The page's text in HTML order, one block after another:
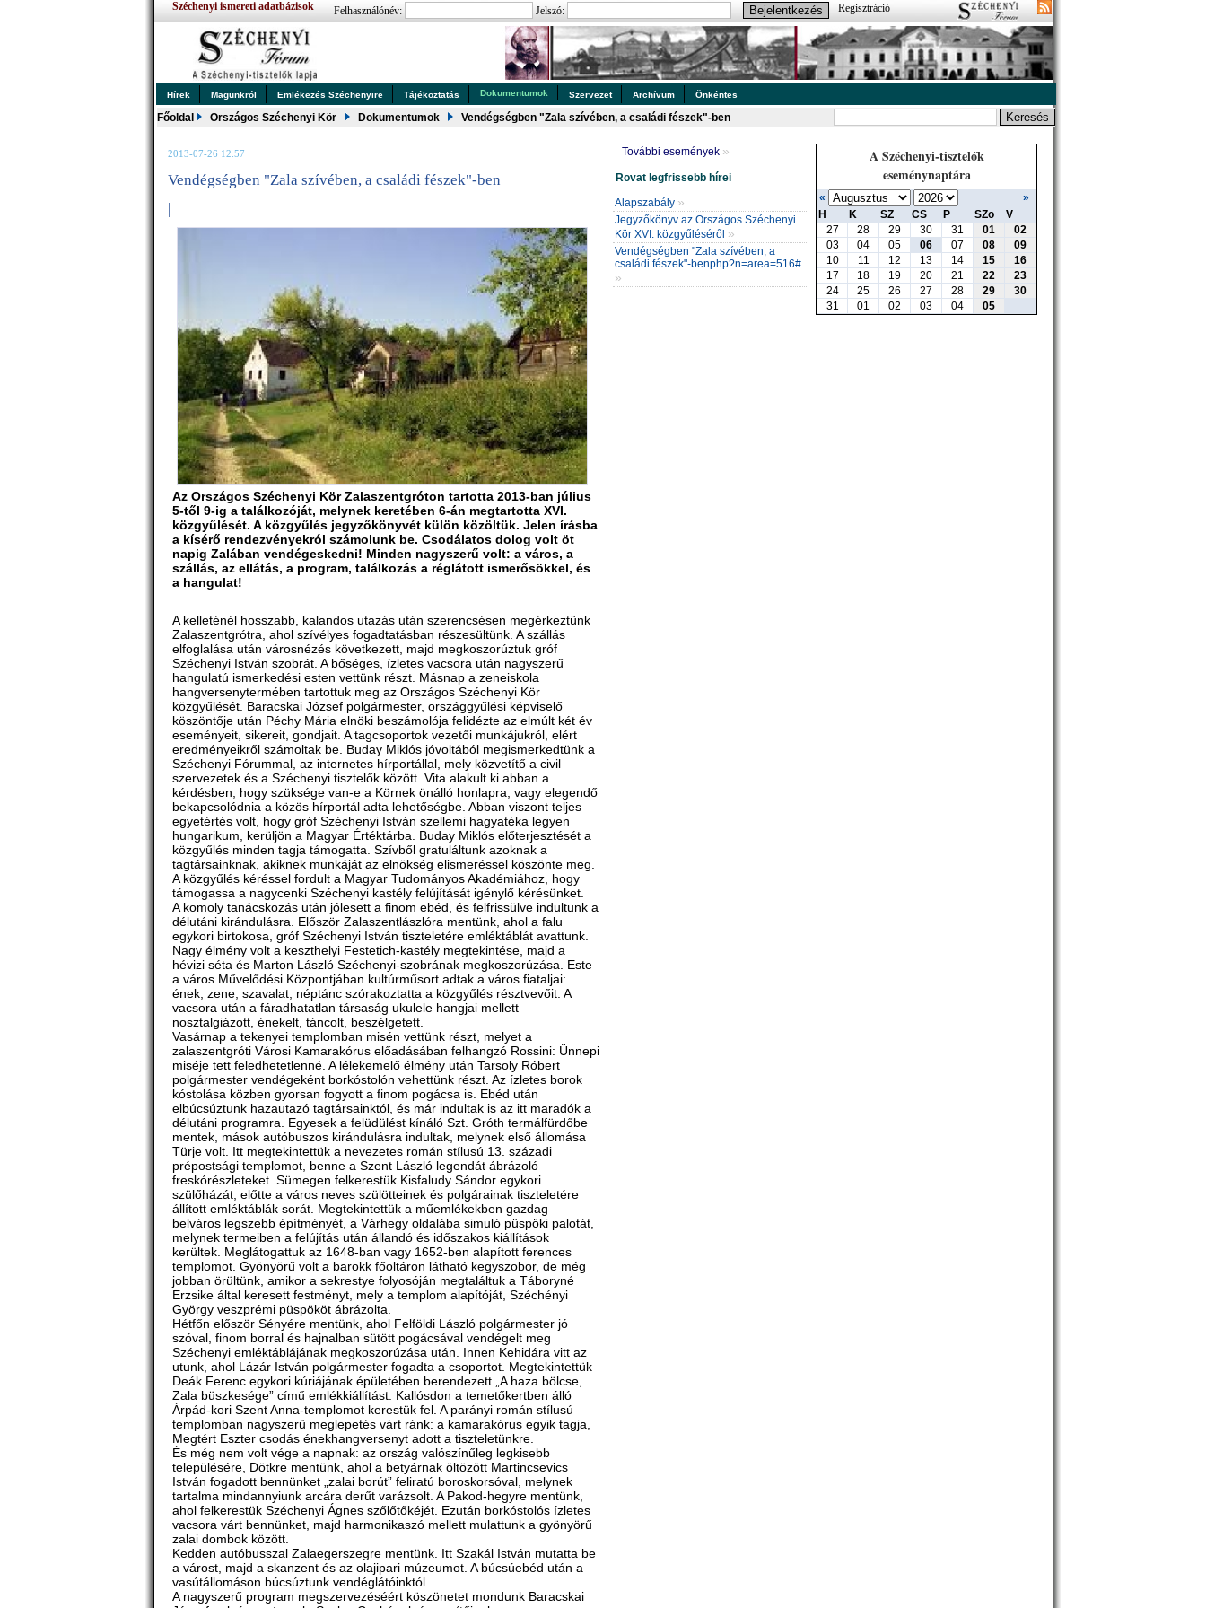
Széchenyi ismereti adatbázisok Felhasználónév: Jelszó: Regisztráció
Hírek Magunkról Emlékezés Széchenyire Tájékoztatás Dokumentumok Szervezet Archívum Önkéntes
Főoldal Országos Széchenyi Kör Dokumentumok Vendégségben "Zala szívében, a családi fészek"-ben
2013-07-26 12:57
Vendégségben "Zala szívében, a családi fészek"-ben
|
Az Országos Széchenyi Kör Zalaszentgróton tartotta 2013-ban július
5-től 9-ig a találkozóját, melynek keretében 6-án megtartotta XVI.
közgyűlését. A közgyűlés jegyzőkönyvét külön közöltük. Jelen írásba
a kísérő rendezvényekról számolunk be. Csodálatos dolog volt öt
napig Zalában vendégeskedni! Minden nagyszerű volt: a város, a
szállás, az ellátás, a program, találkozás a réglátott ismerősökkel, és
a hangulat!
A kelleténél hosszabb, kalandos utazás után szerencsésen megérkeztünk
Zalaszentgrótra, ahol szívélyes fogadtatásban részesültünk. A szállás
elfoglalása után városnézés következett, majd megkoszorúztuk gróf
Széchenyi István szobrát. A bőséges, ízletes vacsora után nagyszerű
hangulatú ismerkedési esten vettünk részt. Másnap a zeneiskola
hangversenytermében tartottuk meg az Országos Széchenyi Kör
közgyűlését. Baracskai József polgármester, országgyűlési képviselő
köszöntője után Péchy Mária elnöki beszámolója felidézte az elmúlt két év
eseményeit, sikereit, gondjait. A tagcsoportok vezetői munkájukról, elért
eredményeikről számoltak be. Buday Miklós jóvoltából megismerkedtünk a
Széchenyi Fórummal, az internetes hírportállal, mely közvetítő a civil
szervezetek és a Széchenyi tisztelők között. Vita alakult ki abban a
kérdésben, hogy szüksége van-e a Körnek önálló honlapra, vagy elegendő
bekapcsolódnia a közös hírportál adta lehetőségbe. Abban viszont teljes
egyetértés volt, hogy gróf Széchenyi István szellemi hagyatéka legyen
hungarikum, kerüljön a Magyar Értéktárba. Buday Miklós előterjesztését a
közgyűlés minden tagja támogatta. Szívből gratuláltunk azoknak a
tagtársainknak, akiknek munkáját az elnökség elismeréssel köszönte meg.
A közgyűlés kéréssel fordult a Magyar Tudományos Akadémiához, hogy
támogassa a nagycenki Széchenyi kastély felújítását igénylő kérésünket.
A komoly tanácskozás után jólesett a finom ebéd, és felfrissülve indultunk a
délutáni kirándulásra. Először Zalaszentlászlóra mentünk, ahol a falu
egykori birtokosa, gróf Széchenyi István tiszteletére emléktáblát avattunk.
Nagy élmény volt a keszthelyi Festetich-kastély megtekintése, majd a
hévizi séta és Marton László Széchenyi-szobrának megkoszorúzása. Este
a város Művelődési Központjában kultúrműsort adtak a város fiataljai:
ének, zene, szavalat, néptánc szórakoztatta a közgyűlés résztvevőit. A
vacsora után a fáradhatatlan társaság ukulele hangjai mellett
nosztalgiázott, énekelt, táncolt, beszélgetett.
Vasárnap a tekenyei templomban misén vettünk részt, melyet a
zalaszentgróti Városi Kamarakórus előadásában felhangzó Rossini: Ünnepi
miséje tett feledhetetlenné. A lélekemelő élmény után Tarsoly Róbert
polgármester vendégeként borkóstolón vehettünk részt. Az ízletes borok
kóstolása közben gyorsan fogyott a finom pogácsa is. Ebéd után
elbúcsúztunk hazautazó tagtársainktól, és már indultak is az itt maradók a
délutáni programra. Egyesek a felüdülést kínáló Szt. Gróth termálfürdőbe
mentek, mások autóbuszos kirándulásra indultak, melynek első állomása
Türje volt. Itt megtekintettük a nevezetes román stílusú 13. századi
prépostsági templomot, benne a Szent László legendát ábrázoló
freskórészleteket. Sümegen felkerestük Kisfaludy Sándor egykori
szülőházát, előtte a város neves szülötteinek és polgárainak tiszteletére
állított emléktáblák sorát. Megtekintettük a műemlékekben gazdag
belváros legszebb építményét, a Várhegy oldalába simuló püspöki palotát,
melynek termeiben a felújítás után állandó és időszakos kiállítások
kerültek. Meglátogattuk az 1648-ban vagy 1652-ben alapított ferences
templomot. Gyönyörű volt a barokk főoltáron látható kegyszobor, de még
jobban örültünk, amikor a sekrestye folyosóján megtaláltuk a Táboryné
Erzsike által keresett festményt, mely a templom alapítóját, Széchényi
György veszprémi püspököt ábrázolta.
Hétfőn először Sényére mentünk, ahol Felföldi László polgármester jó
szóval, finom borral és hajnalban sütött pogácsával vendégelt meg
Széchenyi emléktáblájának megkoszorúzása után. Innen Kehidára vitt az
utunk, ahol Lázár István polgármester fogadta a csoportot. Megtekintettük
Deák Ferenc egykori kúriájának épületében berendezett „A haza bölcse,
Zala büszkesége” című emlékkiállítást. Kallósdon a temetőkertben álló
Árpád-kori Szent Anna-templomot kerestük fel. A parányi román stílusú
templomban nagyszerű meglepetés várt ránk: a kamarakórus egyik tagja,
Megtért Eszter csodás énekhangversenyt adott a tiszteletünkre.
És még nem volt vége a napnak: az ország valószínűleg legkisebb
településére, Dötkre mentünk, ahol a betyárnak öltözött Martincsevics
István fogadott bennünket „zalai borút” feliratú boroskorsóval, melynek
tartalma mindannyiunk arcára derűt varázsolt. A Pakod-hegyre mentünk,
ahol felkerestük Széchenyi Ágnes szőlőtőkéjét. Ezután borkóstolós ízletes
vacsora várt bennünket, majd harmonikaszó mellett mulattunk a gyönyörű
zalai dombok között.
Kedden autóbusszal Zalaegerszegre mentünk. Itt Szakál István mutatta be
a várost, majd a skanzent és az olajipari múzeumot. A búcsúebéd után a
vasútállomáson búcsúztunk vendéglátóinktól.
A nagyszerű program megszervezéséért köszönetet mondunk Baracskai
További események »
Rovat legfrissebb hírei
Alapszabály »
Jegyzőkönyv az Országos Széchenyi
Kör XVI. közgyűléséről »
Vendégségben "Zala szívében, a
családi fészek"-benphp?n=area=516#
»
A Széchenyi-tisztelők
eseménynaptára
«
»
H
K SZ CS P SZo
V
27
28 29 30 31 01
02
03
04 05 06 07 08
09
10
11 12 13 14 15
16
17
18 19 20 21 22
23
24
25 26 27 28 29
30
31
01 02 03 04 05